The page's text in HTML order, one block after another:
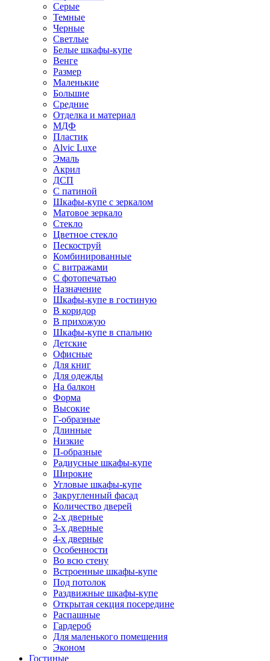
Серые
Темные
Черные
Светлые
Белые шкафы-купе
Венге
Размер
Маленькие
Большие
Средние
Отделка и материал
МДФ
Пластик
Alvic Luxe
Эмаль
Акрил
ДСП
С патиной
Шкафы-купе с зеркалом
Матовое зеркало
Стекло
Цветное стекло
Пескоструй
Комбинированные
С витражами
С фотопечатью
Назначение
Шкафы-купе в гостиную
В коридор
В прихожую
Шкафы-купе в спальню
Детские
Офисные
Для книг
Для одежды
На балкон
Форма
Высокие
Г-образные
Длинные
Низкие
П-образные
Радиусные шкафы-купе
Широкие
Угловые шкафы-купе
Закругленный фасад
Количество дверей
2-х дверные
3-х дверные
4-х дверные
Особенности
Во всю стену
Встроенные шкафы-купе
Под потолок
Раздвижные шкафы-купе
Открытая секция посередине
Распашные
Гардероб
Для маленького помещения
Эконом
Гостиные